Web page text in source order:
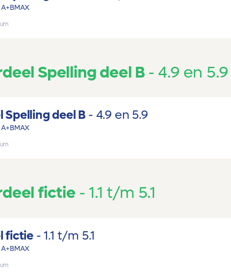
MAX
Spelling deel B 4.9 en 5.9
deel B 4.9 en 5.9
MAX
fictie 1.1 t/m 5.1
fictie 1.1 t/m 5.1
MAX